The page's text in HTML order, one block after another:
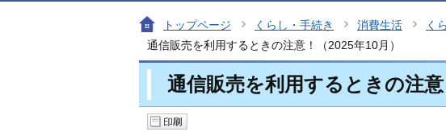
トップページ くらし・手続き 消費生活 く
通信販売を利用するときの注意！（2025年10月）
通信販売を利用するときの注意